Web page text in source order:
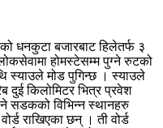
धनकुटा बजारबाट हिलेतर्फ ३
होमस्टेसम्म पुग्ने रुटको
स्याउले मोड पुगिन्छ । स्याउले
दुई किलोमिटर भित्र प्रवेश
सडकको विभिन्न स्थानहरु
राखिएका छन् । ती वोर्ड